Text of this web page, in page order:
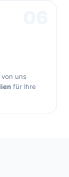
uns
für Ihre